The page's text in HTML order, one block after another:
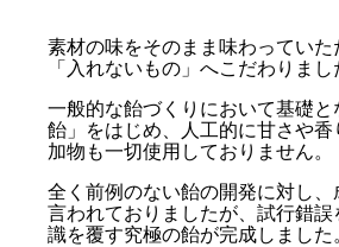
素材の味をそのまま味わってい
「入れないもの」へこだわりまし
一般的な飴づくりにおいて基礎
飴」をはじめ、人工的に甘さや
加物も一切使用しておりません。
全く前例のない飴の開発に対し
言われておりましたが、試行錯
識を覆す究極の飴が完成しました